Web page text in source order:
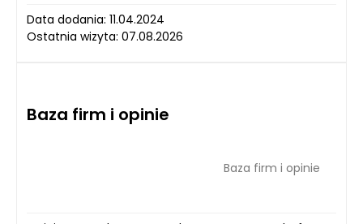
Data dodania: 11.04.2024
Ostatnia wizyta: 07.08.2026
Baza firm i opinie
Baza firm i opinie